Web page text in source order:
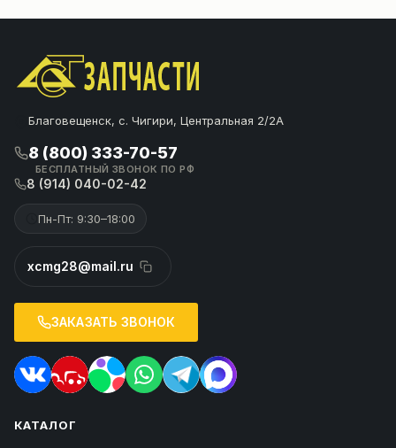
Благовещенск, с. Чигири, Центральная 2/2А
8 (800) 333-70-57
БЕСПЛАТНЫЙ ЗВОНОК ПО РФ
8 (914) 040-02-42
Пн-Пт: 9:30–18:00
xcmg28@mail.ru
ЗАКАЗАТЬ ЗВОНОК
КАТАЛОГ